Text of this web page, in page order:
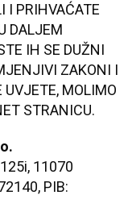
I PRIHVAĆATE
DALJEM
IH SE DUŽNI
ZAKONI I
UVJETE, MOLIMO
STRANICU.
11070
PIB: